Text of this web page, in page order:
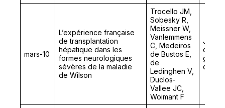
mars-10
L’expérience française
de transplantation
hépatique dans les
formes neurologiques
sévères de la maladie
de Wilson
Trocello JM,
Sobesky R,
Meissner W,
Vanlemmens
C, Medeiros
de Bustos E,
de
Ledinghen V,
Duclos-
Vallee JC,
Woimant F